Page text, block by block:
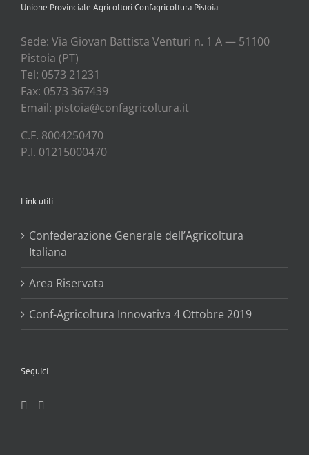
Unione Provinciale Agricoltori Confagricoltura Pistoia
Sede: Via Gio­van Bat­ti­sta Ven­tu­ri n. 1 A — 51100
Pisto­ia (PT)
Tel: 0573 21231
Fax: 0573 367439
Email: pistoia@confagricoltura.it
C.F. 8004250470
P.I. 01215000470
Link utili
Confederazione Generale dell’Agricoltura
Italiana
Area Riservata
Conf-Agricoltura Innovativa 4 Ottobre 2019
Seguici